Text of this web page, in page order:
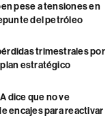
pese a tensiones en
del petróleo
trimestrales por
estratégico
dice que no ve
encajes para reactivar